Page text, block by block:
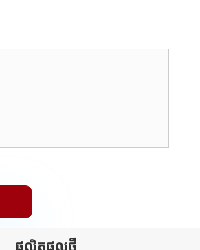
ផលិតផល​ថ្មី